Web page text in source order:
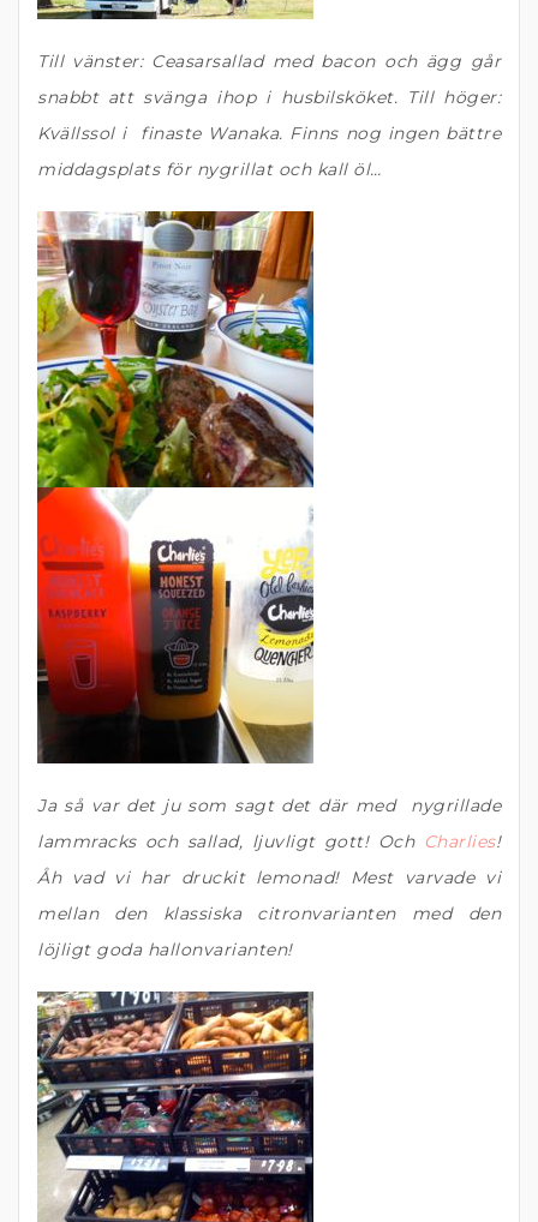
Till vänster: Ceasarsallad med bacon och ägg går
snabbt att svänga ihop i husbilsköket. Till höger:
Kvällssol i finaste Wanaka. Finns nog ingen bättre
middagsplats för nygrillat och kall öl…
Ja så var det ju som sagt det där med nygrillade
lammracks och sallad, ljuvligt gott! Och Charlies!
Åh vad vi har druckit lemonad! Mest varvade vi
mellan den klassiska citronvarianten med den
löjligt goda hallonvarianten!